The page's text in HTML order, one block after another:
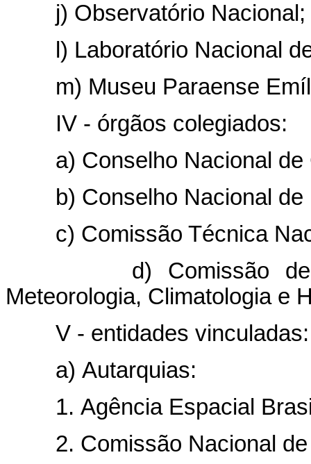
j) Observatório Nacional;
l) Laboratório Nacional de
m) Museu Paraense
IV - órgãos colegiados:
a) Conselho Nacional de
b) Conselho Nacional de
c) Comissão Técnica
d) Comissão de
Meteorologia, Climatologia e
V - entidades vinculadas:
a) Autarquias:
1. Agência Espacial
2. Comissão Nacional de